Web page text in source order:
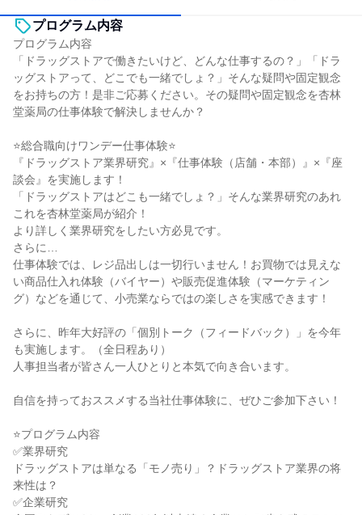
プログラム内容
プログラム内容
「ドラッグストアで働きたいけど、どんな仕事するの？」「ドラ
ッグストアって、どこでも一緒でしょ？」そんな疑問や固定観念
をお持ちの方！是非ご応募ください。その疑問や固定観念を杏林
堂薬局の仕事体験で解決しませんか？
⭐総合職向けワンデー仕事体験⭐
『ドラッグストア業界研究』×『仕事体験（店舗・本部）』×『座
談会』を実施します！
「ドラッグストアはどこも一緒でしょ？」そんな業界研究のあれ
これを杏林堂薬局が紹介！
より詳しく業界研究をしたい方必見です。
さらに…
仕事体験では、レジ品出しは一切行いません！お買物では見えな
い商品仕入れ体験（バイヤー）や販売促進体験（マーケティン
グ）などを通じて、小売業ならではの楽しさを実感できます！
さらに、昨年大好評の「個別トーク（フィードバック）」を今年
も実施します。（全日程あり）
人事担当者が皆さん一人ひとりと本気で向き合います。
自信を持っておススメする当社仕事体験に、ぜひご参加下さい！
⭐プログラム内容
✅業界研究
ドラッグストアは単なる「モノ売り」？ドラッグストア業界の将
来性は？
✅企業研究